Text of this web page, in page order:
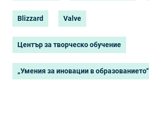
Blizzard Valve
Център за творческо обучение
„Умения за иновации в образованието“